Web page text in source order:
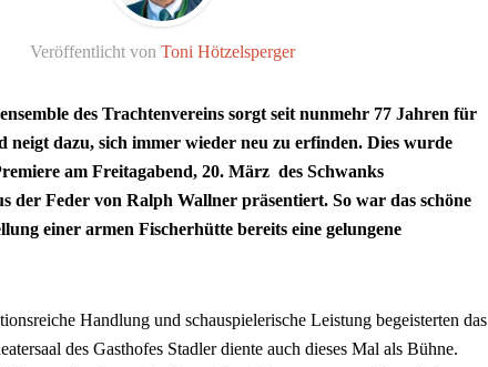
Veröffentlicht von Toni Hötzelsperger
des Trachtenvereins sorgt seit nunmehr 77 Jahren für
neigt dazu, sich immer wieder neu zu erfinden. Dies wurde
am Freitagabend, 20. März des Schwanks
der Feder von Ralph Wallner präsentiert. So war das schöne
einer armen Fischerhütte bereits eine gelungene
Handlung und schauspielerische Leistung begeisterten das
des Gasthofes Stadler diente auch dieses Mal als Bühne.